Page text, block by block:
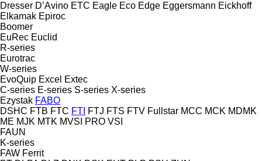
Dresser D’Avino ETC Eagle Eco Edge Eggersmann Eickhoff
Elkamak Epiroc
Boomer
EuRec Euclid
R-series
Eurotrac
W-series
EvoQuip Excel Extec
C-series E-series S-series X-series
Ezystak FABO
DSHC FTB FTC FTI FTJ FTS FTV Fullstar MCC MCK MDMK
ME MJK MTK MVSI PRO VSI
FAUN
K-series
FAW Ferrit